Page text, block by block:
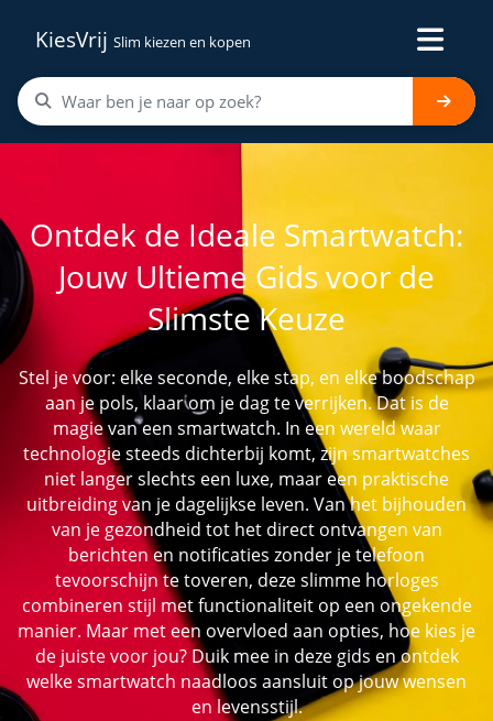
KiesVrij Slim kiezen en kopen
Ontdek de Ideale Smartwatch:
Jouw Ultieme Gids voor de
Slimste Keuze
Stel je voor: elke seconde, elke stap, en elke boodschap
aan je pols, klaar om je dag te verrijken. Dat is de
magie van een smartwatch. In een wereld waar
technologie steeds dichterbij komt, zijn smartwatches
niet langer slechts een luxe, maar een praktische
uitbreiding van je dagelijkse leven. Van het bijhouden
van je gezondheid tot het direct ontvangen van
berichten en notificaties zonder je telefoon
tevoorschijn te toveren, deze slimme horloges
combineren stijl met functionaliteit op een ongekende
manier. Maar met een overvloed aan opties, hoe kies je
de juiste voor jou? Duik mee in deze gids en ontdek
welke smartwatch naadloos aansluit op jouw wensen
en levensstijl.